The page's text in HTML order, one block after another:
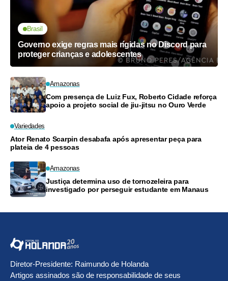
Brasil
Governo exige regras mais rígidas no Discord para
proteger crianças e adolescentes
Amazonas
Com presença de Luiz Fux, Roberto Cidade reforça
apoio a projeto social de jiu-jitsu no Ouro Verde
Variedades
Ator Renato Scarpin desabafa após apresentar peça para
plateia de 4 pessoas
Amazonas
Justiça determina uso de tornozeleira para
investigado por perseguir estudante em Manaus
Diretor-Presidente: Raimundo de Holanda
Artigos assinados são de responsabilidade de seus